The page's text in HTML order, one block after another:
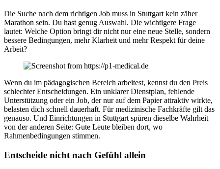
Die Suche nach dem richtigen Job muss in Stuttgart kein zäher
Marathon sein. Du hast genug Auswahl. Die wichtigere Frage
lautet: Welche Option bringt dir nicht nur eine neue Stelle, sondern
bessere Bedingungen, mehr Klarheit und mehr Respekt für deine
Arbeit?
Wenn du im pädagogischen Bereich arbeitest, kennst du den Preis
schlechter Entscheidungen. Ein unklarer Dienstplan, fehlende
Unterstützung oder ein Job, der nur auf dem Papier attraktiv wirkte,
belasten dich schnell dauerhaft. Für medizinische Fachkräfte gilt das
genauso. Und Einrichtungen in Stuttgart spüren dieselbe Wahrheit
von der anderen Seite: Gute Leute bleiben dort, wo
Rahmenbedingungen stimmen.
Entscheide nicht nach Gefühl allein